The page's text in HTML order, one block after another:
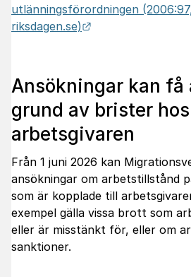
utlänningsförordningen
riksdagen.se)
Ansökningar kan få
grund av brister hos
arbetsgivaren
Från 1 juni 2026 kan
ansökningar om arbetstillstånd
som är kopplade till
exempel gälla vissa brott som
eller är misstänkt för, eller om
sanktioner.